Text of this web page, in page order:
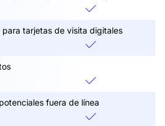
para tarjetas de visita digitales
fuera de línea